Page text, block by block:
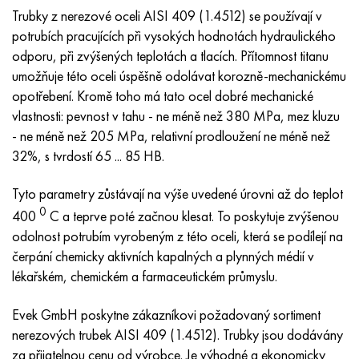
Trubky z nerezové oceli AISI 409 (1.4512) se používají v
potrubích pracujících při vysokých hodnotách hydraulického
odporu, při zvýšených teplotách a tlacích. Přítomnost titanu
umožňuje této oceli úspěšně odolávat korozně-mechanickému
opotřebení. Kromě toho má tato ocel dobré mechanické
vlastnosti: pevnost v tahu - ne méně než 380 MPa, mez kluzu
- ne méně než 205 MPa, relativní prodloužení ne méně než
32%, s tvrdostí 65 ... 85 HB.
Tyto parametry zůstávají na výše uvedené úrovni až do teplot
400 0 C a teprve poté začnou klesat. To poskytuje zvýšenou
odolnost potrubím vyrobeným z této oceli, která se podílejí na
čerpání chemicky aktivních kapalných a plynných médií v
lékařském, chemickém a farmaceutickém průmyslu.
Evek GmbH poskytne zákazníkovi požadovaný sortiment
nerezových trubek AISI 409 (1.4512). Trubky jsou dodávány
za přijatelnou cenu od výrobce. Je výhodné a ekonomicky
Nimonic 90
Nimonic 263
Haynes 25
Haynes 188
Haynes 230
Hastelloy b2
Hastelloy b3
Hastelloy c4
Hastelloy C22
Přesná trubka
H70MFV
AM-350 – AM-5548
AM-355 – AM-5547
Custom 450® - uns S45000
Řecký Ascoloy 418
Potrubí odolné proti korozi
45Х14Н14В2М
50X14MF
65X13
90X18MF
95 x 18
ac35g2, 36smnpb14, 1.0765
38x2n2ma, 34CrNiMo6, 40NiCrMo7
40hn2ma, 34CrNiMo4, 36hnm
38 hodin, 37 hodin
38XA, 37Cr4, AISI 5135
38HN3MFA, 35nicrmov12-5
40G, 40Mn4, AISI 1035
38XM, 42CrMo4, AISI 1,7225
40HH, 36NiCr6, AISI 3135